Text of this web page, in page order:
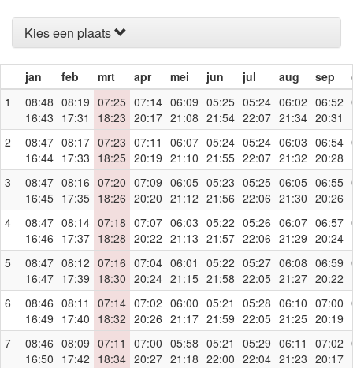
Kies een plaats
jan feb mrt apr mei jun jul aug sep
1
08:48
16:43
08:19
17:31
07:25
18:23
07:14
20:17
06:09
21:08
05:25
21:54
05:24
22:07
06:02
21:34
06:52
20:31
2
08:47
16:44
08:17
17:33
07:23
18:25
07:11
20:19
06:07
21:10
05:24
21:55
05:24
22:07
06:03
21:32
06:54
20:28
3
08:47
16:45
08:16
17:35
07:20
18:26
07:09
20:20
06:05
21:12
05:23
21:56
05:25
22:06
06:05
21:30
06:55
20:26
4
08:47
16:46
08:14
17:37
07:18
18:28
07:07
20:22
06:03
21:13
05:22
21:57
05:26
22:06
06:07
21:29
06:57
20:24
5
08:47
16:47
08:12
17:39
07:16
18:30
07:04
20:24
06:01
21:15
05:22
21:58
05:27
22:05
06:08
21:27
06:59
20:22
6
08:46
16:49
08:11
17:40
07:14
18:32
07:02
20:26
06:00
21:17
05:21
21:59
05:28
22:05
06:10
21:25
07:00
20:19
7
08:46
16:50
08:09
17:42
07:11
18:34
07:00
20:27
05:58
21:18
05:21
22:00
05:29
22:04
06:11
21:23
07:02
20:17